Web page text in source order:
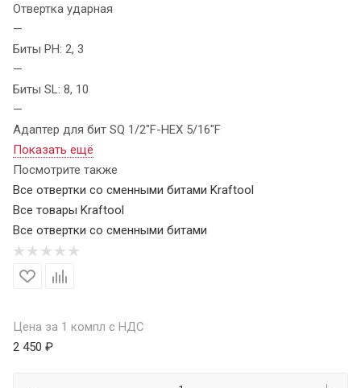
Отвертка ударная
—
Биты PH: 2, 3
—
Биты SL: 8, 10
—
Адаптер для бит SQ 1/2″F-HEX 5/16″F
Показать ещё
Посмотрите также
Все отвертки со сменными битами Kraftool
Все товары Kraftool
Все отвертки со сменными битами
Цена за 1 компл с НДС
2 450 ₽